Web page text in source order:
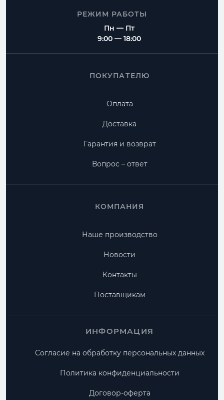
РЕЖИМ РАБОТЫ
Пн — Пт
9:00 — 18:00
ПОКУПАТЕЛЮ
Оплата
Доставка
Гарантия и возврат
Вопрос – ответ
КОМПАНИЯ
Наше производство
Новости
Контакты
Поставщикам
ИНФОРМАЦИЯ
Согласие на обработку персональных данных
Политика конфиденциальности
Договор-оферта